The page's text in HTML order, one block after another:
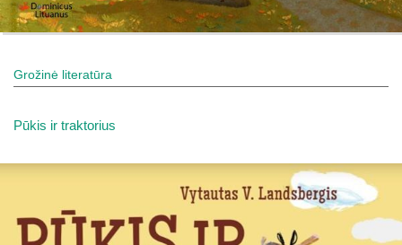
Grožinė literatūra
Pūkis ir traktorius